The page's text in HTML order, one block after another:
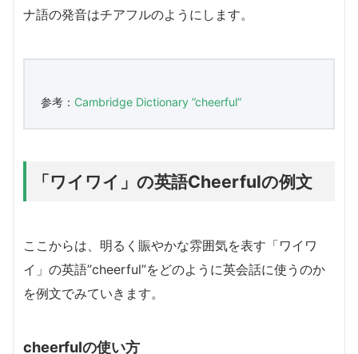
ナ語の発音はチアフルのようにします。
参考： Cambridge Dictionary ”cheerful”
「ワイワイ」の英語Cheerfulの例文
ここからは、明るく賑やかな雰囲気を表す「ワイワ
イ」の英語”cheerful”をどのように英会話に使うのか
を例文でみていきます。
cheerfulの使い方